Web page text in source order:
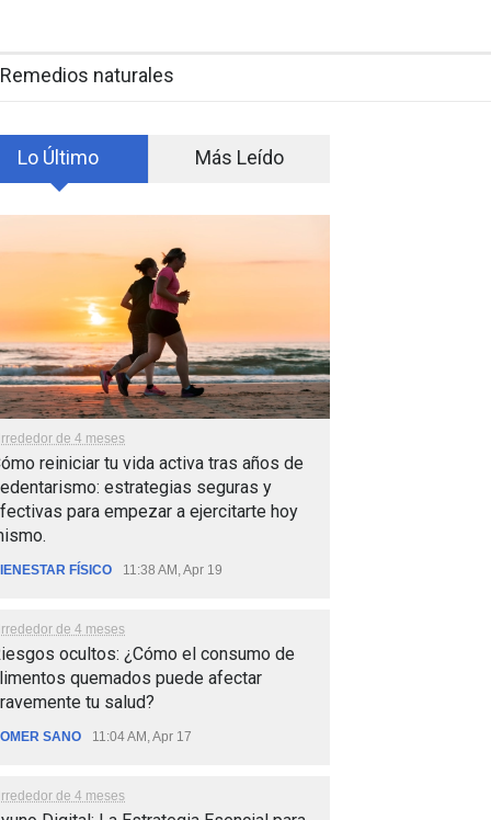
Remedios naturales
Lo Último Más Leído
de 4 meses
reiniciar tu vida activa tras años de
estrategias seguras y
para empezar a ejercitarte hoy
FÍSICO 11:38 AM, Apr 19
de 4 meses
ocultos: ¿Cómo el consumo de
quemados puede afectar
tu salud?
SANO 11:04 AM, Apr 17
de 4 meses